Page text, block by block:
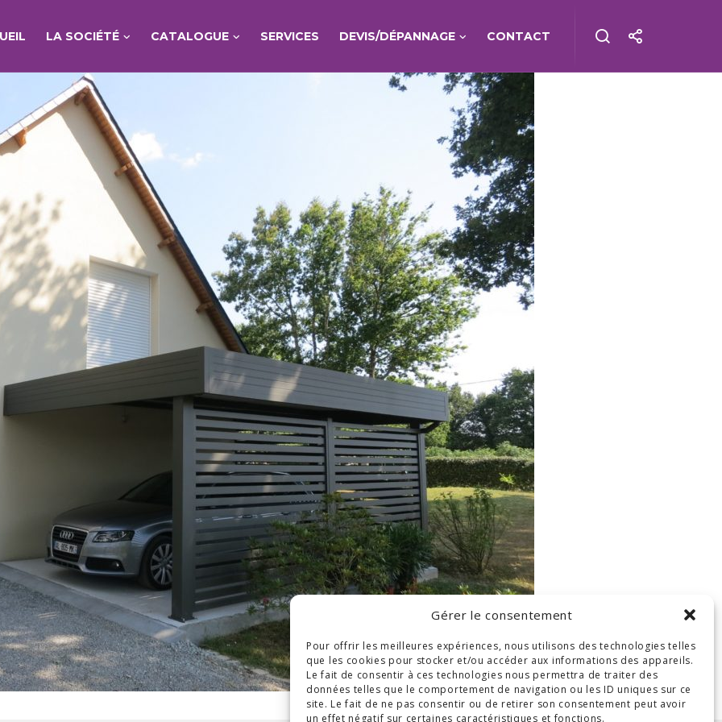
Gérer le consentement
Pour offrir les meilleures expériences, nous utilisons des technologies telles
que les cookies pour stocker et/ou accéder aux informations des appareils.
Le fait de consentir à ces technologies nous permettra de traiter des
données telles que le comportement de navigation ou les ID uniques sur ce
site. Le fait de ne pas consentir ou de retirer son consentement peut avoir
un effet négatif sur certaines caractéristiques et fonctions.
LA SOCIÉTÉ CATALOGUE SERVICES DEVIS/DÉPANNAGE CONTACT